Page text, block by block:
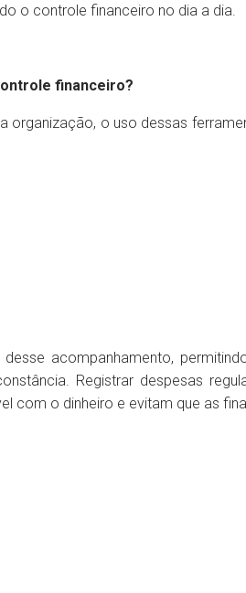
o controle financeiro no dia a dia.
financeiro?
organização, o uso dessas
acompanhamento,
Registrar despesas
com o dinheiro e evitam que as